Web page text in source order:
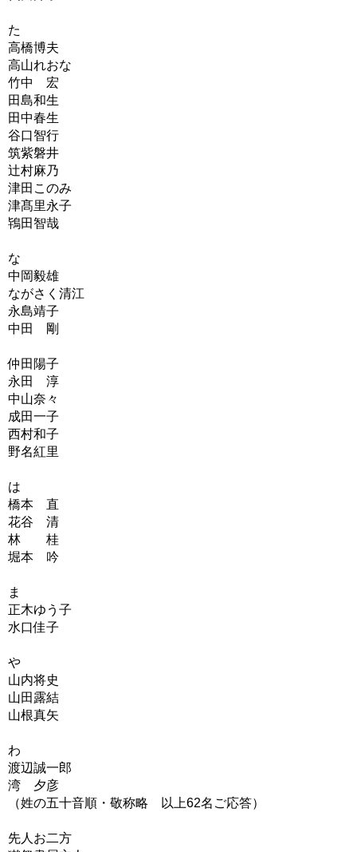
た
高橋博夫
高山れおな
竹中 宏
田島和生
田中春生
谷口智行
筑紫磐井
辻村麻乃
津田このみ
津髙里永子
鴇田智哉
な
中岡毅雄
ながさく清江
永島靖子
中田 剛
仲田陽子
永田 淳
中山奈々
成田一子
西村和子
野名紅里
は
橋本 直
花谷 清
林 桂
堀本 吟
ま
正木ゆう子
水口佳子
や
山内将史
山田露結
山根真矢
わ
渡辺誠一郎
湾 夕彦
（姓の五十音順・敬称略 以上62名ご応答）
先人お二方